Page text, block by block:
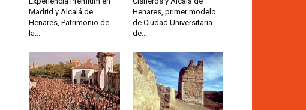
Madrid y Alcalá de
Henares, Patrimonio de
la...
Henares, primer modelo
de Ciudad Universitaria
de...